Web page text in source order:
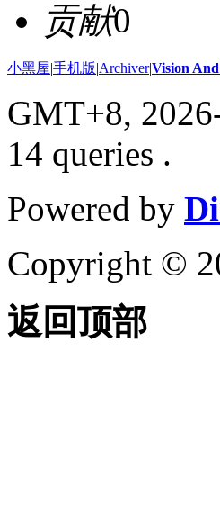
贡献0
小黑屋|手机版|Archiver|Vision
GMT+8,
14 queries .
Powered by
Copyright ©
返回顶部